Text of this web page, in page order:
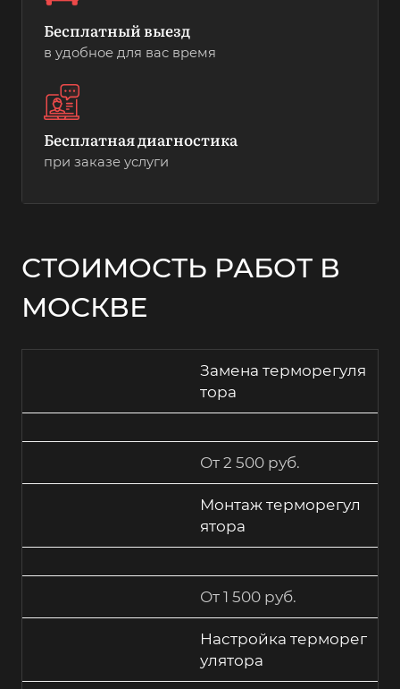
Бесплатный выезд
в удобное для вас время
Бесплатная диагностика
при заказе услуги
СТОИМОСТЬ РАБОТ В
МОСКВЕ
Замена терморегуля
тора
От 2 500 руб.
Монтаж терморегул
ятора
От 1 500 руб.
Настройка терморег
улятора